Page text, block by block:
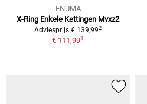
ENUMA
X-Ring Enkele Kettingen Mvxz2
Adviesprijs € 139,992
€ 111,991